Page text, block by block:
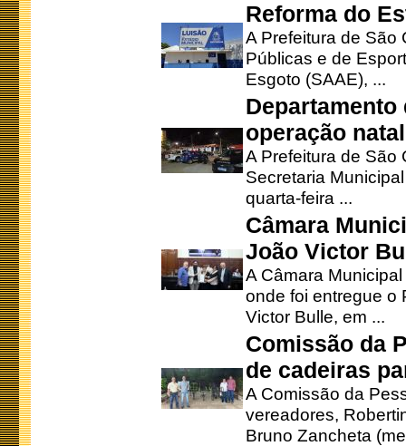
Reforma do
A Prefeitura de São
Públicas e de
Esgoto (SAAE), ...
operação
A Prefeitura de São
Secretaria
quarta-feira ...
Câmara
João Victor
A Câmara
onde foi entregue o
Victor Bulle, em ...
Comissão da
de cadeiras
A Comissão da
vereadores,
Bruno Zancheta